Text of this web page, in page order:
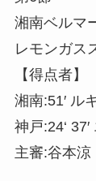
湘南ベルマ
レモンガス
【得点者】
湘南:51′ ル
神戸:24‘ 37′
主審:谷本涼